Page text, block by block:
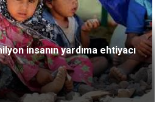
insanın yardıma ehtiyacı